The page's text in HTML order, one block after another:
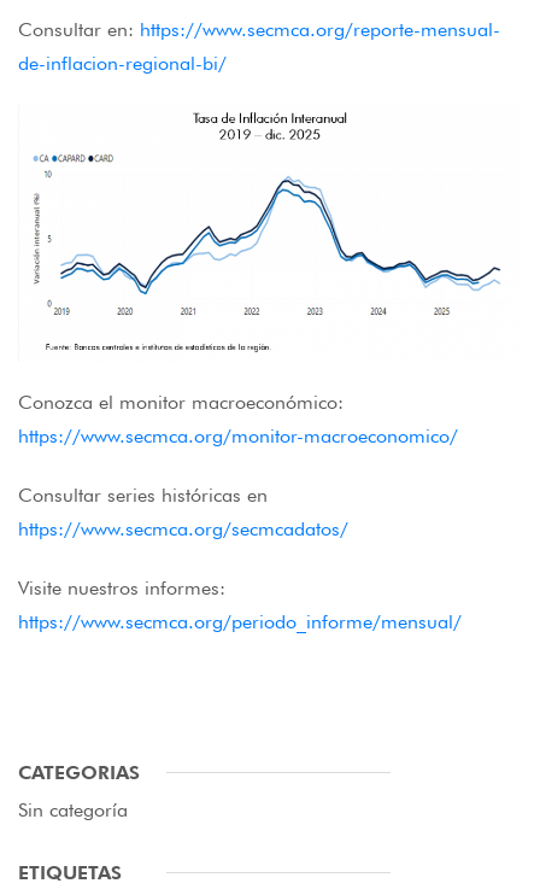
Consultar en: https://www.secmca.org/reporte-mensual-
de-inflacion-regional-bi/
Conozca el monitor macroeconómico:
https://www.secmca.org/monitor-macroeconomico/
Consultar series históricas en
https://www.secmca.org/secmcadatos/
Visite nuestros informes:
https://www.secmca.org/periodo_informe/mensual/
CATEGORIAS
Sin categoría
ETIQUETAS